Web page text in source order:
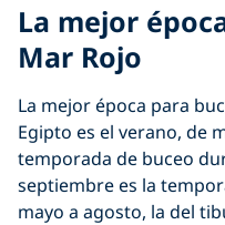
La mejor
Mar Rojo
La mejor época para
Egipto es el verano, de
temporada de buceo
septiembre es la
mayo a agosto, la del